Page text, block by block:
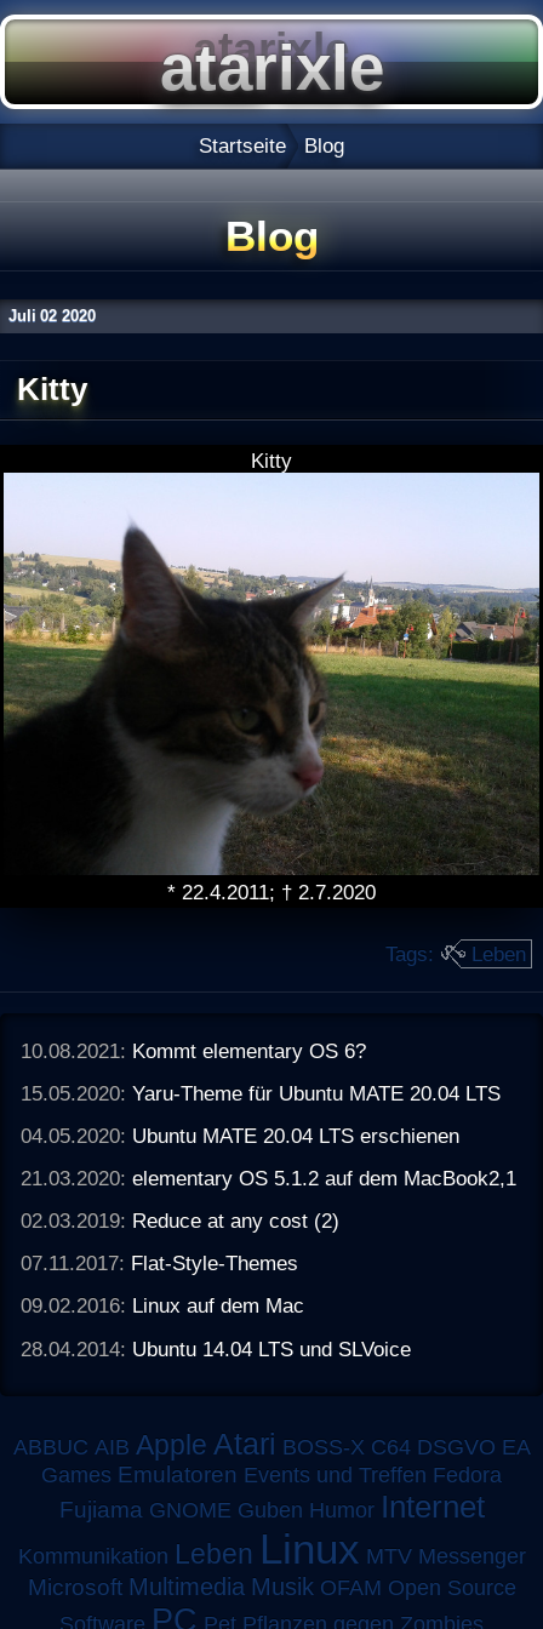
Startseite Blog
Blog
Juli 02 2020
Kitty
Kitty
* 22.4.2011; † 2.7.2020
Tags: Leben
10.08.2021: Kommt elementary OS 6?
15.05.2020:Yaru-Theme für Ubuntu MATE 20.04 LTS
04.05.2020: Ubuntu MATE 20.04 LTS erschienen
21.03.2020:elementary OS 5.1.2 auf dem MacBook2,1
02.03.2019: Reduce at any cost (2)
07.11.2017: Flat-Style-Themes
09.02.2016: Linux auf dem Mac
28.04.2014: Ubuntu 14.04 LTS und SLVoice
ABBUC AIB Apple Atari BOSS-X C64 DSGVO EA
Games Emulatoren Events und Treffen Fedora
Fujiama GNOME Guben Humor Internet
Kommunikation Leben Linux MTV Messenger
Microsoft Multimedia Musik OFAM Open Source
PC